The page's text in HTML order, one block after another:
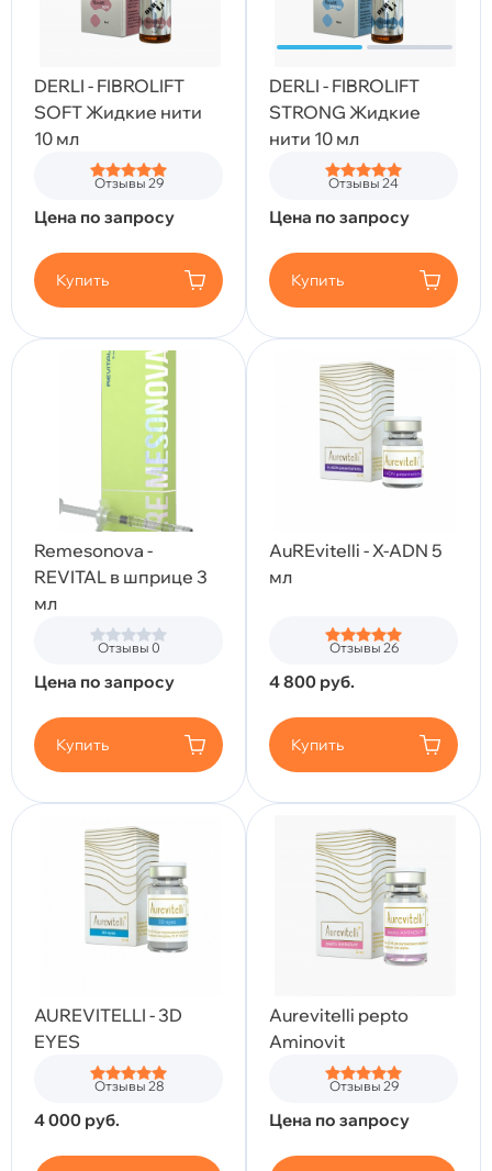
DERLI - FIBROLIFT
SOFT Жидкие нити
10 мл
Отзывы 29
Цена по запросу
Купить
DERLI - FIBROLIFT
STRONG Жидкие
нити 10 мл
Отзывы 24
Цена по запросу
Купить
Remesonova -
REVITAL в шприце 3
мл
Отзывы 0
Цена по запросу
Купить
AuREvitelli - X-ADN 5
мл
Отзывы 26
4 800 руб.
Купить
AUREVITELLI - 3D
EYES
Отзывы 28
4 000 руб.
Aurevitelli pepto
Aminovit
Отзывы 29
Цена по запросу